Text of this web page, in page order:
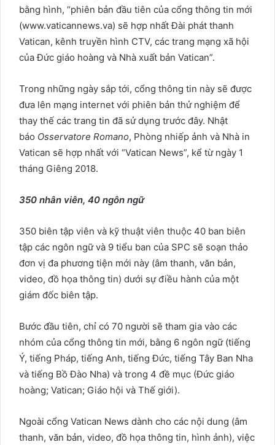
bằng hình, “phiên bản đầu tiên của cổng thông tin mới
(www.vaticannews.va) sẽ hợp nhất Đài phát thanh
Vatican, kênh truyền hình CTV, các trang mạng xã hội
của Đức giáo hoàng và Nhà xuất bản Vatican”.
Trong những ngày sắp tới, cổng thông tin này sẽ được
đưa lên mạng internet với phiên bản thử nghiệm để
thay thế các trang tin đã sử dụng trước đây. Nhật
báo Osservatore Romano, Phòng nhiếp ảnh và Nhà in
Vatican sẽ hợp nhất với “Vatican News”, kể từ ngày 1
tháng Giêng 2018.
350 nhân viên, 40 ngôn ngữ
350 biên tập viên và kỹ thuật viên thuộc 40 ban biên
tập các ngôn ngữ và 9 tiểu ban của SPC sẽ soạn thảo
đơn vị đa phương tiện mới này (âm thanh, văn bản,
video, đồ họa thông tin) dưới sự điều hành của một
giám đốc biên tập.
Bước đầu tiên, chỉ có 70 người sẽ tham gia vào các
nhóm của cổng thông tin mới, bằng 6 ngôn ngữ (tiếng
Ý, tiếng Pháp, tiếng Anh, tiếng Đức, tiếng Tây Ban Nha
và tiếng Bồ Đào Nha) và trong 4 đề mục (Đức giáo
hoàng; Vatican; Giáo hội và Thế giới).
Ngoài cổng Vatican News dành cho các nội dung (âm
thanh, văn bản, video, đồ họa thông tin, hình ảnh), việc